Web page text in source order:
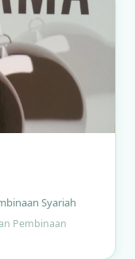
Syariah
Pembinaan